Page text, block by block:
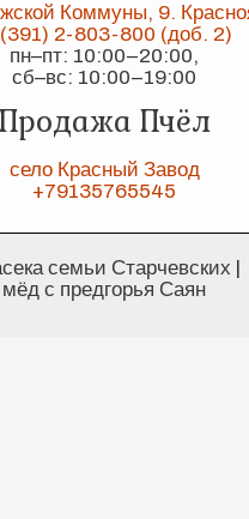
Коммуны, 9.
2-803-800 (доб. 2)
пн–пт: 10:00–20:00,
сб–вс: 10:00–19:00
Продажа Пчёл
село Красный Завод
+79135765545
семьи Старчевских
мёд с предгорья Саян